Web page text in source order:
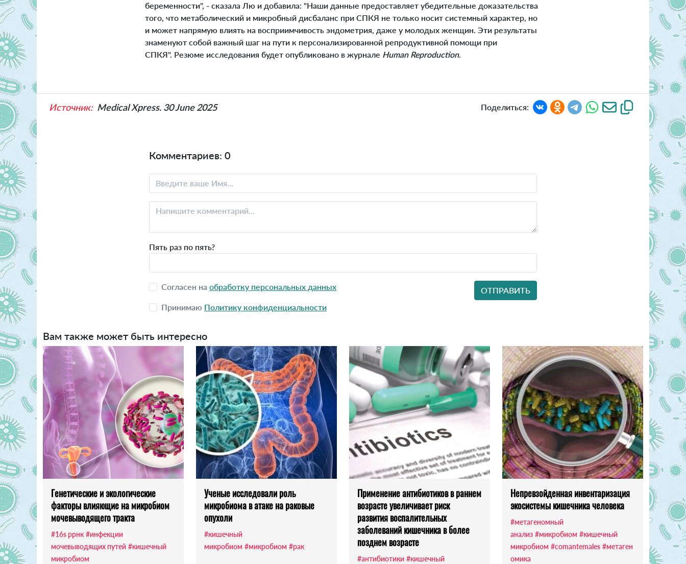
беременности", - сказала Лю и добавила: "Наши данные предоставляет убедительные доказательства
того, что метаболический и микробный дисбаланс при СПКЯ не только носит системный характер, но
и может напрямую влиять на восприимчивость эндометрия, даже у молодых женщин. Эти результаты
знаменуют собой важный шаг на пути к персонализированной репродуктивной помощи при
СПКЯ". Резюме исследования будет опубликовано в журнале Human Reproduction.
Источник: Medical Xpress. 30 June 2025 Поделиться:
Комментариев: 0
Пять раз по пять?
Согласен на обработку персональных данных
Принимаю Политику конфиденциальности
Вам также может быть интересно
Генетические и экологические
факторы влияющие на микробиом
мочевыводящего тракта
#16s ррнк #инфекции
мочевыводящих путей #кишечный
микробиом
Ученые исследовали роль
микробиома в атаке на раковые
опухоли
#кишечный
микробиом #микробиом #рак
Применение антибиотиков в раннем
возрасте увеличивает риск
развития воспалительных
заболеваний кишечника в более
позднем возрасте
#антибиотики #кишечный
Непревзойденная инвентаризация
экосистемы кишечника человека
#метагеномный
анализ #микробиом #кишечный
микробиом #comantemales #метаген
омика